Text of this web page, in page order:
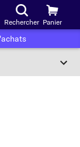
Rechercher Panier